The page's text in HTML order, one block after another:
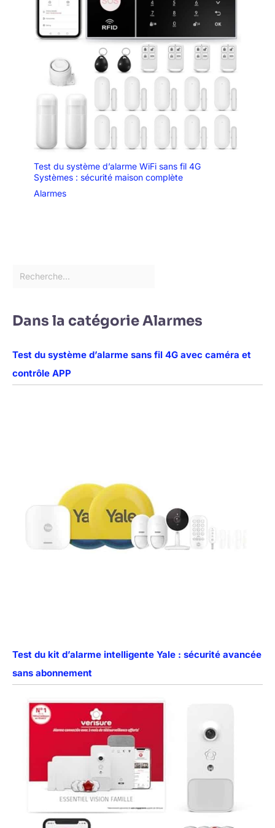
Test du système d’alarme WiFi sans fil 4G
Systèmes : sécurité maison complète
Alarmes
Dans la catégorie Alarmes
Test du système d’alarme sans fil 4G avec caméra et
contrôle APP
Test du kit d’alarme intelligente Yale : sécurité avancée
sans abonnement